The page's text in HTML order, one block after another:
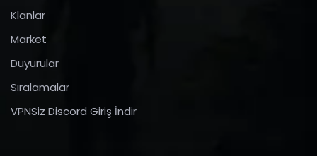
Klanlar
Market
Duyurular
Sıralamalar
VPNSiz Discord Giriş İndir